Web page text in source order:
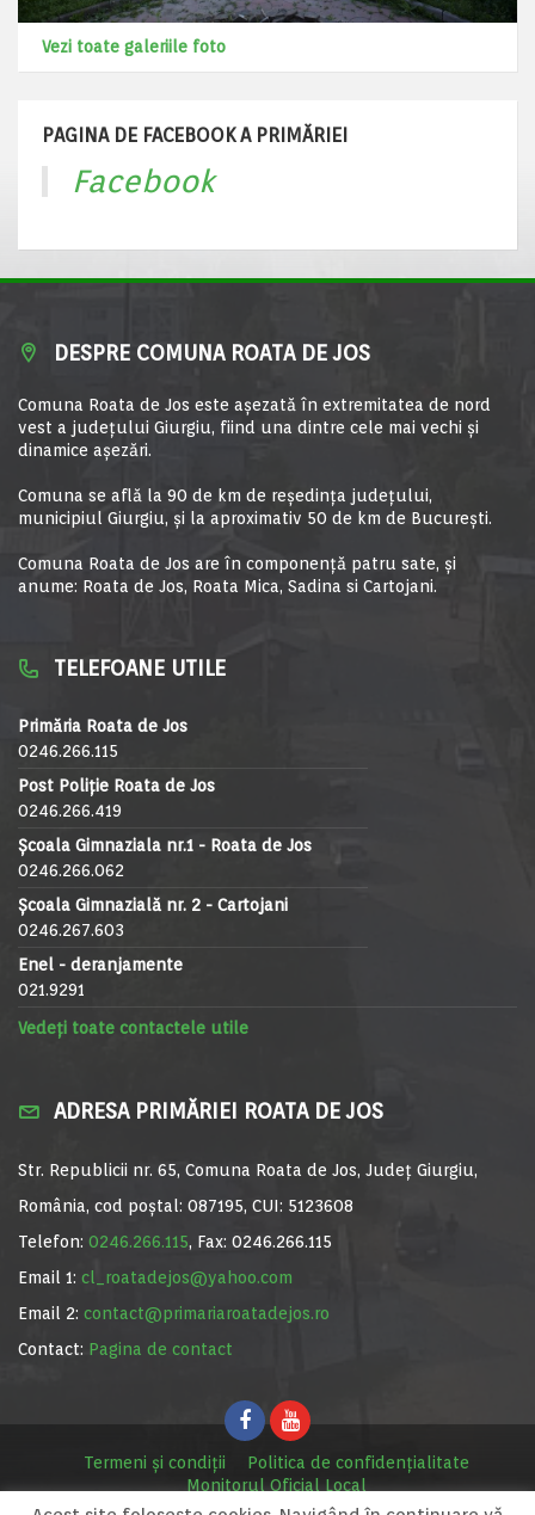
Vezi toate galeriile foto
PAGINA DE FACEBOOK A PRIMĂRIEI
Facebook
DESPRE COMUNA ROATA DE JOS
Comuna Roata de Jos este aşezată în extremitatea de nord
vest a judeţului Giurgiu, fiind una dintre cele mai vechi şi
dinamice aşezări.
Comuna se află la 90 de km de reşedinţa judeţului,
municipiul Giurgiu, şi la aproximativ 50 de km de Bucureşti.
Comuna Roata de Jos are în componență patru sate, și
anume: Roata de Jos, Roata Mica, Sadina si Cartojani.
TELEFOANE UTILE
Primăria Roata de Jos
0246.266.115
Post Poliție Roata de Jos
0246.266.419
Școala Gimnaziala nr.1 - Roata de Jos
0246.266.062
Școala Gimnazială nr. 2 - Cartojani
0246.267.603
Enel - deranjamente
021.9291
Vedeți toate contactele utile
ADRESA PRIMĂRIEI ROATA DE JOS
Str. Republicii nr. 65, Comuna Roata de Jos, Județ Giurgiu,
România, cod poștal: 087195, CUI: 5123608
Telefon: 0246.266.115, Fax: 0246.266.115
Email 1: cl_roatadejos@yahoo.com
Email 2: contact@primariaroatadejos.ro
Contact: Pagina de contact
Termeni și condiții
Politica de confidențialitate
Monitorul Oficial Local